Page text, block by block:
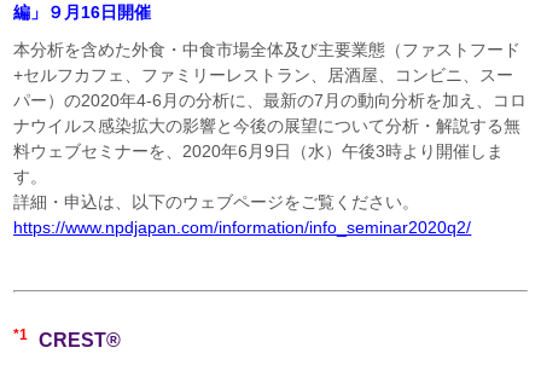
編」９月16日開催
本分析を含めた外食・中食市場全体及び主要業態（ファストフード
+セルフカフェ、ファミリーレストラン、居酒屋、コンビニ、スー
パー）の2020年4-6月の分析に、最新の7月の動向分析を加え、コロ
ナウイルス感染拡大の影響と今後の展望について分析・解説する無
料ウェブセミナーを、2020年6月9日（水）午後3時より開催しま
す。
詳細・申込は、以下のウェブページをご覧ください。
https://www.npdjapan.com/information/info_seminar2020q2/
*1 CREST®